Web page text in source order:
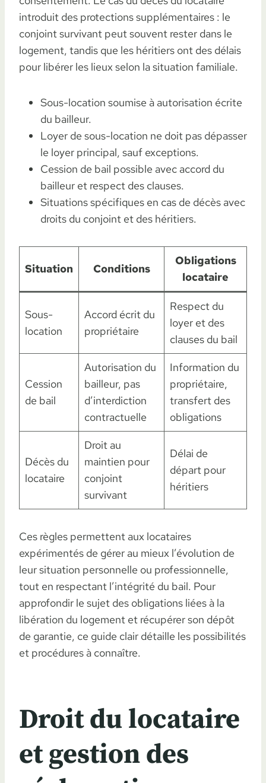
introduit des protections supplémentaires : le
conjoint survivant peut souvent rester dans le
logement, tandis que les héritiers ont des délais
pour libérer les lieux selon la situation familiale.
Sous-location soumise à autorisation écrite
du bailleur.
Loyer de sous-location ne doit pas dépasser
le loyer principal, sauf exceptions.
Cession de bail possible avec accord du
bailleur et respect des clauses.
Situations spécifiques en cas de décès avec
droits du conjoint et des héritiers.
Situation Conditions
Obligations
locataire
Sous-
location
Accord écrit du
propriétaire
Respect du
loyer et des
clauses du bail
Cession
de bail
Autorisation du
bailleur, pas
d’interdiction
contractuelle
Information du
propriétaire,
transfert des
obligations
Décès du
locataire
Droit au
maintien pour
conjoint
survivant
Délai de
départ pour
héritiers
Ces règles permettent aux locataires
expérimentés de gérer au mieux l’évolution de
leur situation personnelle ou professionnelle,
tout en respectant l’intégrité du bail. Pour
approfondir le sujet des obligations liées à la
libération du logement et récupérer son dépôt
de garantie, ce guide clair détaille les possibilités
et procédures à connaître.
Droit du locataire
et gestion des